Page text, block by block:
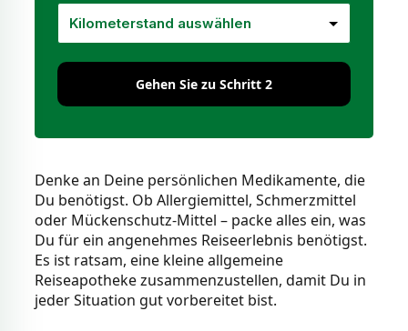
Gehen Sie zu Schritt 2
Denke an Deine persönlichen Medikamente, die
Du benötigst. Ob Allergiemittel, Schmerzmittel
oder Mückenschutz-Mittel – packe alles ein, was
Du für ein angenehmes Reiseerlebnis benötigst.
Es ist ratsam, eine kleine allgemeine
Reiseapotheke zusammenzustellen, damit Du in
jeder Situation gut vorbereitet bist.